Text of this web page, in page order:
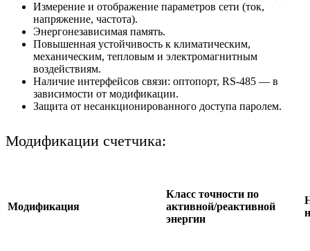
Измерение и отображение параметров сети (ток,
напряжение, частота).
Энергонезависимая память.
Повышенная устойчивость к климатическим,
механическим, тепловым и электромагнитным
воздействиям.
Наличие интерфейсов связи: оптопорт, RS-485 — в
зависимости от модификации.
Защита от несанкционированного доступа паролем.
Модификации счетчика:
Модификация
Класс точности по
активной/реактивной
энергии